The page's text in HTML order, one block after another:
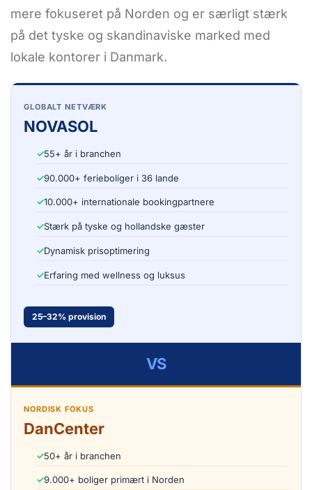
mere fokuseret på Norden og er særligt stærk
på det tyske og skandinaviske marked med
lokale kontorer i Danmark.
GLOBALT NETVÆRK
NOVASOL
55+ år i branchen
90.000+ ferieboliger i 36 lande
10.000+ internationale bookingpartnere
Stærk på tyske og hollandske gæster
Dynamisk prisoptimering
Erfaring med wellness og luksus
25–32% provision
VS
NORDISK FOKUS
DanCenter
50+ år i branchen
9.000+ boliger primært i Norden